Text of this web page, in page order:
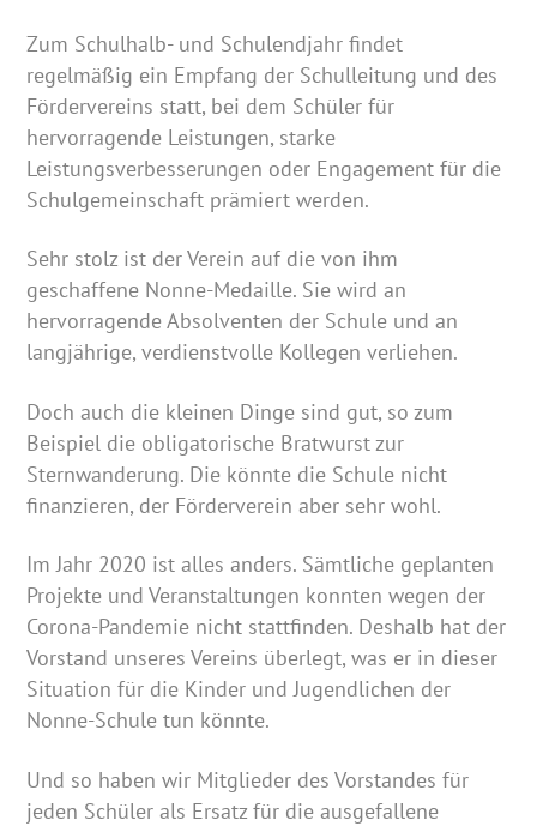
Zum Schulhalb- und Schulendjahr findet
regelmäßig ein Empfang der Schulleitung und des
Fördervereins statt, bei dem Schüler für
hervorragende Leistungen, starke
Leistungsverbesserungen oder Engagement für die
Schulgemeinschaft prämiert werden.
Sehr stolz ist der Verein auf die von ihm
geschaffene Nonne-Medaille. Sie wird an
hervorragende Absolventen der Schule und an
langjährige, verdienstvolle Kollegen verliehen.
Doch auch die kleinen Dinge sind gut, so zum
Beispiel die obligatorische Bratwurst zur
Sternwanderung. Die könnte die Schule nicht
finanzieren, der Förderverein aber sehr wohl.
Im Jahr 2020 ist alles anders. Sämtliche geplanten
Projekte und Veranstaltungen konnten wegen der
Corona-Pandemie nicht stattfinden. Deshalb hat der
Vorstand unseres Vereins überlegt, was er in dieser
Situation für die Kinder und Jugendlichen der
Nonne-Schule tun könnte.
Und so haben wir Mitglieder des Vorstandes für
jeden Schüler als Ersatz für die ausgefallene